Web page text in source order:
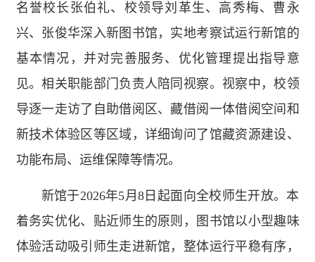
名誉校长张伯礼、校领导刘革生、高秀梅、曹永
兴、张俊华深入新图书馆，实地考察试运行新馆的
基本情况，并对完善服务、优化管理提出指导意
见。相关职能部门负责人陪同视察。视察中，校领
导逐一走访了自助借阅区、藏借阅一体借阅空间和
新技术体验区等区域，详细询问了馆藏资源建设、
功能布局、运维保障等情况。
新馆于2026年5月8日起面向全校师生开放。本
着务实优化、贴近师生的原则，图书馆以小型趣味
体验活动吸引师生走进新馆，整体运行平稳有序，